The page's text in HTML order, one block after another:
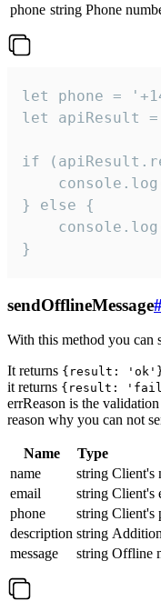
phone string Phone
let phone =
let apiResult
if
} else {
}
sendOfflineMessage
With this method you can
It returns {result:
it returns {result:
errReason is the
reason why you can not
Name Type
name
string Client's
email
string Client's
phone
string Client's
description string
message
string Offline